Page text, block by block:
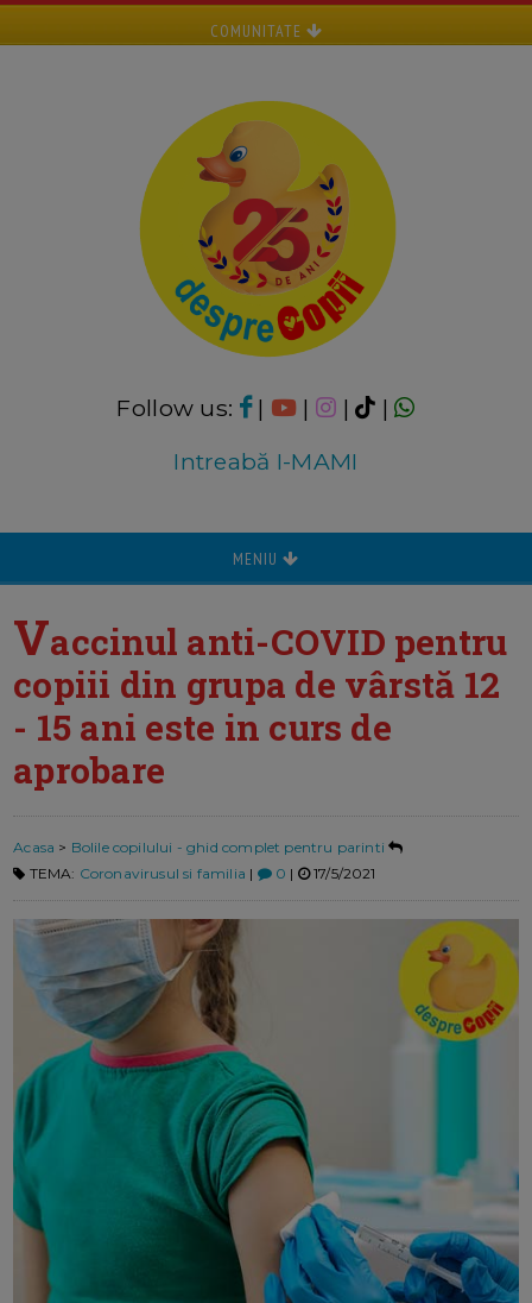
COMUNITATE
Follow us: | | |
|
Intreabă I-MAMI
MENIU
Vaccinul anti-COVID pentru
copiii din grupa de vârstă 12
- 15 ani este in curs de
aprobare
Acasa > Bolile copilului - ghid complet pentru parinti
TEMA: Coronavirusul si familia | 0 | 17/5/2021